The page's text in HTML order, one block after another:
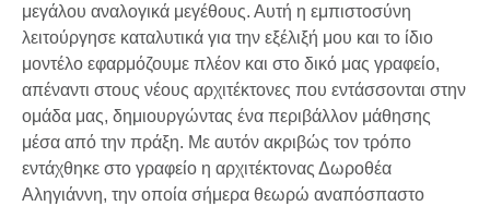
μεγάλου αναλογικά μεγέθους. Αυτή η εμπιστοσύνη
λειτούργησε καταλυτικά για την εξέλιξή μου και το ίδιο
μοντέλο εφαρμόζουμε πλέον και στο δικό μας γραφείο,
απέναντι στους νέους αρχιτέκτονες που εντάσσονται στην
ομάδα μας, δημιουργώντας ένα περιβάλλον μάθησης
μέσα από την πράξη. Με αυτόν ακριβώς τον τρόπο
εντάχθηκε στο γραφείο η αρχιτέκτονας Δωροθέα
Αληγιάννη, την οποία σήμερα θεωρώ αναπόσπαστο